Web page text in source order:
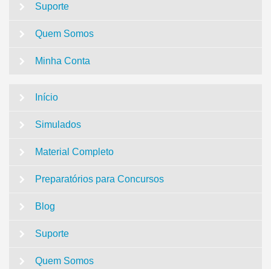
Suporte
Quem Somos
Minha Conta
Início
Simulados
Material Completo
Preparatórios para Concursos
Blog
Suporte
Quem Somos